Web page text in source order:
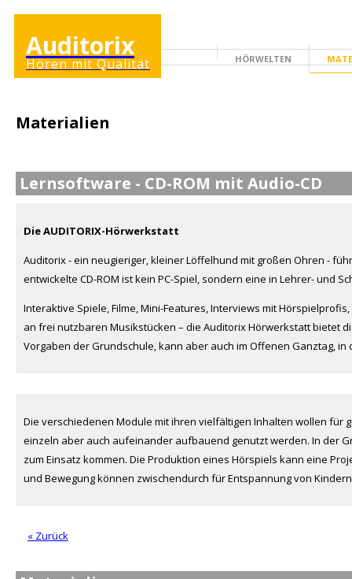
Auditorix
Hören mit Qualität ERWACHSENENSEITE
HÖRWELTEN
Materialien
Lernsoftware - CD-ROM mit Audio-CD
Die AUDITORIX-Hörwerkstatt
Auditorix - ein neugieriger, kleiner Löffelhund mit großen Ohren -
entwickelte CD-ROM ist kein PC-Spiel, sondern eine in Lehrer- und
Interaktive Spiele, Filme, Mini-Features, Interviews mit
an frei nutzbaren Musikstücken – die Auditorix Hörwerkstatt bietet
Vorgaben der Grundschule, kann aber auch im Offenen Ganztag,
Die verschiedenen Module mit ihren vielfältigen Inhalten wollen
einzeln aber auch aufeinander aufbauend genutzt werden. In der
zum Einsatz kommen. Die Produktion eines Hörspiels kann eine
und Bewegung können zwischendurch für Entspannung von
« Zurück